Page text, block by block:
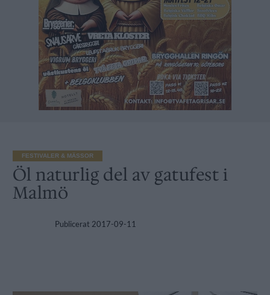
FESTIVALER & MÄSSOR
Öl naturlig del av gatufest i
Malmö
Publicerat 2017-09-11